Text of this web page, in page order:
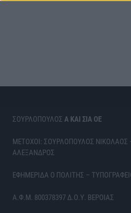
ΣΟΥΡΛΟΠΟΥΛΟΣ Α ΚΑΙ ΣΙΑ ΟΕ
ΜΕΤΟΧΟΙ: ΣΟΥΡΛΟΠΟΥΛΟΣ
ΑΛΕΞΑΝΔΡΟΣ
ΕΦΗΜΕΡΙΔΑ Ο ΠΟΛΙΤΗΣ –
Α.Φ.Μ. 800378397 Δ.Ο.Υ. ΒΕΡΟΙΑΣ